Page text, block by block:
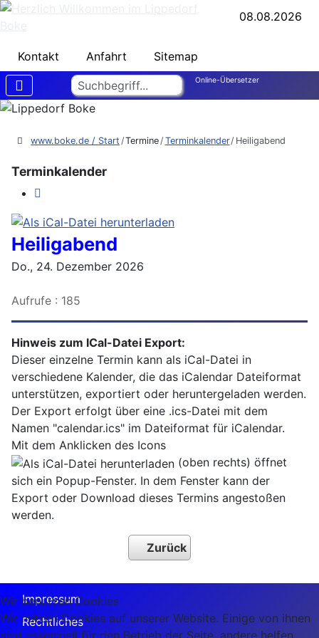
Suchen Online-Übersetzer
Kontakt Anfahrt Sitemap
08.08.2026
www.boke.de / Start Termine Terminkalender Heiligabend
Terminkalender
Heiligabend
Do., 24. Dezember 2026
Aufrufe : 185
Hinweis zum ICal-Datei Export:
Dieser einzelne Termin kann als iCal-Datei in
verschiedene Kalender, die das iCalendar Dateiformat
unterstützen, exportiert oder heruntergeladen werden.
Der Export erfolgt über eine .ics-Datei mit dem
Namen "calendar.ics" im Dateiformat für iCalendar.
Mit dem Anklicken des Icons
(oben rechts) öffnet
sich ein Popup-Fenster. In dem Fenster kann der
Export oder Download dieses Termins angestoßen
werden.
Zurück
Impressum
Rechtliches
Wir benutzen Cookies
Wir nutzen Cookies auf unserer Website. Einige von ihnen
sind essenziell für den Betrieb der Seite, andere helfen,